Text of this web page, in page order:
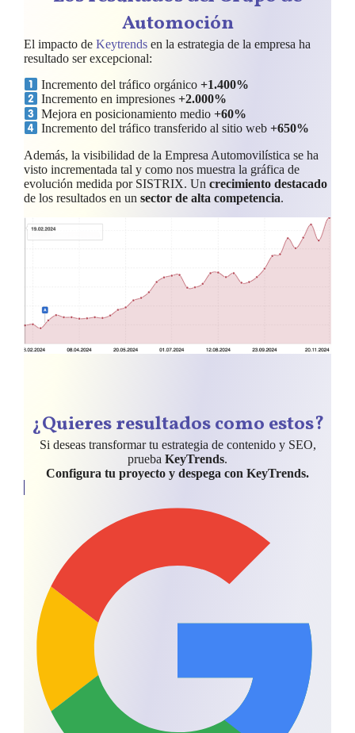
Automoción
El impacto de Keytrends en la estrategia de la empresa ha
resultado ser excepcional:
Incremento del tráfico orgánico+1.400%
Incremento en impresiones+2.000%
Mejora en posicionamiento medio+60%
Incremento del tráfico transferido al sitio web+650%
Además, la visibilidad de la Empresa Automovilística se ha
visto incrementada tal y como nos muestra la gráfica de
evolución medida por SISTRIX. Un crecimiento destacado
de los resultados en un sector de alta competencia.
¿Quieres resultados como estos?
Si deseas transformar tu estrategia de contenido y SEO,
prueba KeyTrends.
Configura tu proyecto y despega con KeyTrends.